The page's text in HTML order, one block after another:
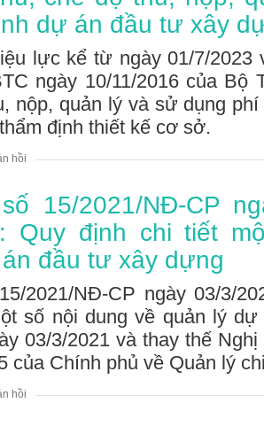
dự án đầu tư xây
lực kể từ ngày 01/7/2023
ngày 10/11/2016 của
nộp, quản lý và sử dụng
định thiết kế cơ sở.
hồi
15/2021/NĐ-CP
Quy định chi tiết
đầu tư xây dựng
2021/NĐ-CP ngày 03/3/
số nội dung về quản lý
03/3/2021 và thay thế
của Chính phủ về Quản lý
hồi